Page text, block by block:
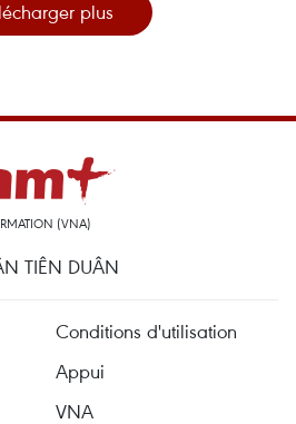
plus
(VNA)
TIÊN DUÂN
Conditions d'utilisation
Appui
VNA